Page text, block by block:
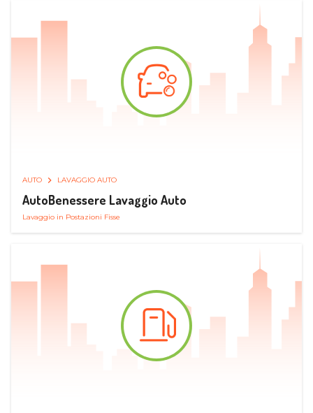
AUTO LAVAGGIO AUTO
AutoBenessere Lavaggio Auto
Lavaggio in Postazioni Fisse